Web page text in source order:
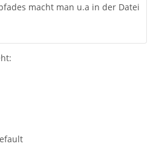
macht man u.a in der Datei